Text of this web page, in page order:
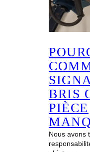
BRIS
PIÈCE
Nous avons